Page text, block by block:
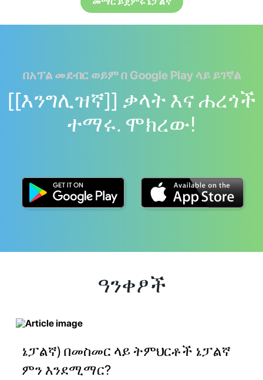
በአፕል መደብር ወይም በ Google Play ላይ ይገኛል
[[እንግሊዝኛ]] ቃላት እና ሐረጎች
ተማሩ. ሞክረው!
ዓንቀፆች
ኔፓልኛ) በመስመር ላይ ትምህርቶች ኔፓልኛ
ምን እንደሚማር?